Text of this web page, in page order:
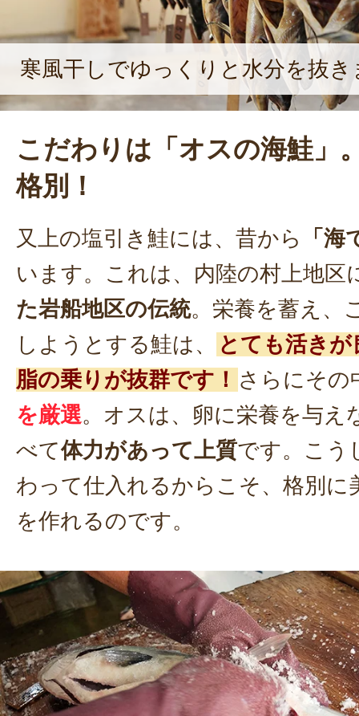
寒風干しでゆっくりと水分を抜き
こだわりは「オスの海鮭」
格別！
又上の塩引き鮭には、昔から
「
います。これは、内陸の村上地区
た岩船地区の伝統。栄養を蓄え、
しようとする鮭は、
とても活き
脂の乗りが抜群です！ さらにその
を厳選。オスは、卵に栄養を与え
べて体力があって上質です。こう
わって仕入れるからこそ、格別に
を作れるのです。